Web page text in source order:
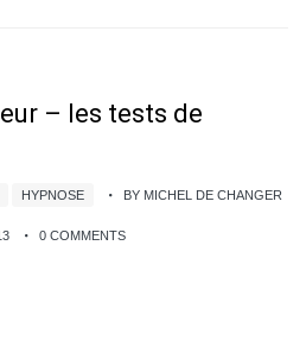
– les tests de
HYPNOSE BY MICHEL DE CHANGER
0 COMMENTS